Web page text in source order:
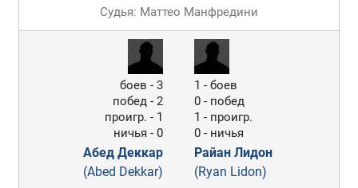
Судья: Маттео Манфредини
боев - 3
побед - 2
проигр. - 1
ничья - 0
Абед Деккар
(Abed Dekkar)
1 - боев
0 - побед
1 - проигр.
0 - ничья
Райан Лидон
(Ryan Lidon)